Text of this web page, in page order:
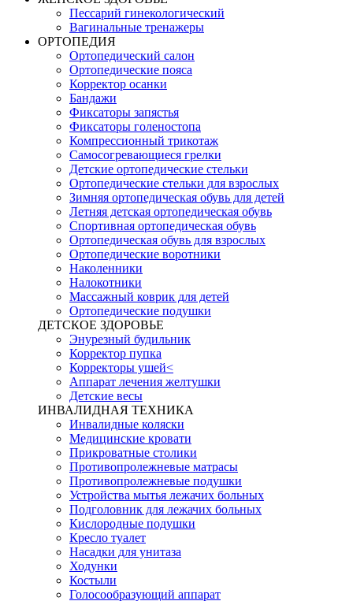
Пессарий гинекологический
Вагинальные тренажеры
ОРТОПЕДИЯ
Ортопедический салон
Ортопедические пояса
Корректор осанки
Бандажи
Фиксаторы запястья
Фиксаторы голеностопа
Компрессионный трикотаж
Самосогревающиеся грелки
Детские ортопедические стельки
Ортопедические стельки для взрослых
Зимняя ортопедическая обувь для детей
Летняя детская ортопедическая обувь
Спортивная ортопедическая обувь
Ортопедическая обувь для взрослых
Ортопедические воротники
Наколенники
Налокотники
Массажный коврик для детей
Ортопедические подушки
ДЕТСКОЕ ЗДОРОВЬЕ
Энурезный будильник
Корректор пупка
Корректоры ушей<
Аппарат лечения желтушки
Детские весы
ИНВАЛИДНАЯ ТЕХНИКА
Инвалидные коляски
Медицинские кровати
Прикроватные столики
Противопролежневые матрасы
Противопролежневые подушки
Устройства мытья лежачих больных
Подголовник для лежачих больных
Кислородные подушки
Кресло туалет
Насадки для унитаза
Ходунки
Костыли
Голосообразующий аппарат